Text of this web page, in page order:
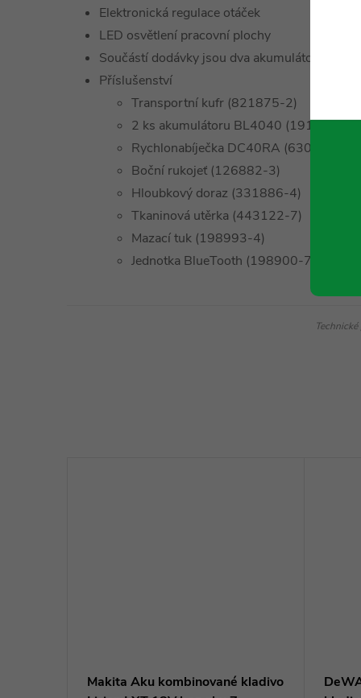
Elektronická regulace otáček
LED osvětlení pracovní plochy
Součástí dodávky jsou dva akumulátory
Příslušenství
Transportní kufr (821875-2)
2 ks akumulátoru BL4040 (191B26-6)
Rychlonabíječka DC40RA (630B63-0)
Boční rukojeť (126882-3)
Hloubkový doraz (331886-4)
Tkaninová utěrka (443122-7)
Mazací tuk (198993-4)
Jednotka BlueTooth (198900-7)
Makita Aku kombinované kladivo